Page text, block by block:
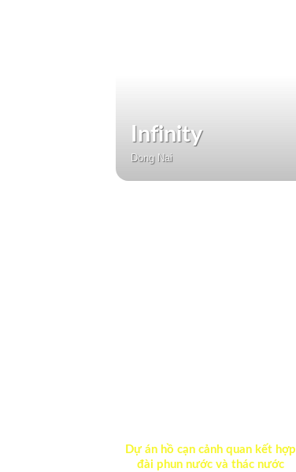
Infinity
Dong Nai
Dự án hồ cạn cảnh quan kết hợp
đài phun nước và thác nước